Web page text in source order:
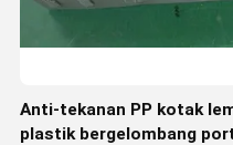
Anti-tekanan PP kotak
plastik bergelombang